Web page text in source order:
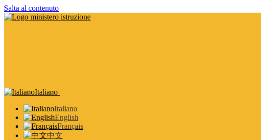
Salta al contenuto
Italiano
Italiano
English
Français
中文